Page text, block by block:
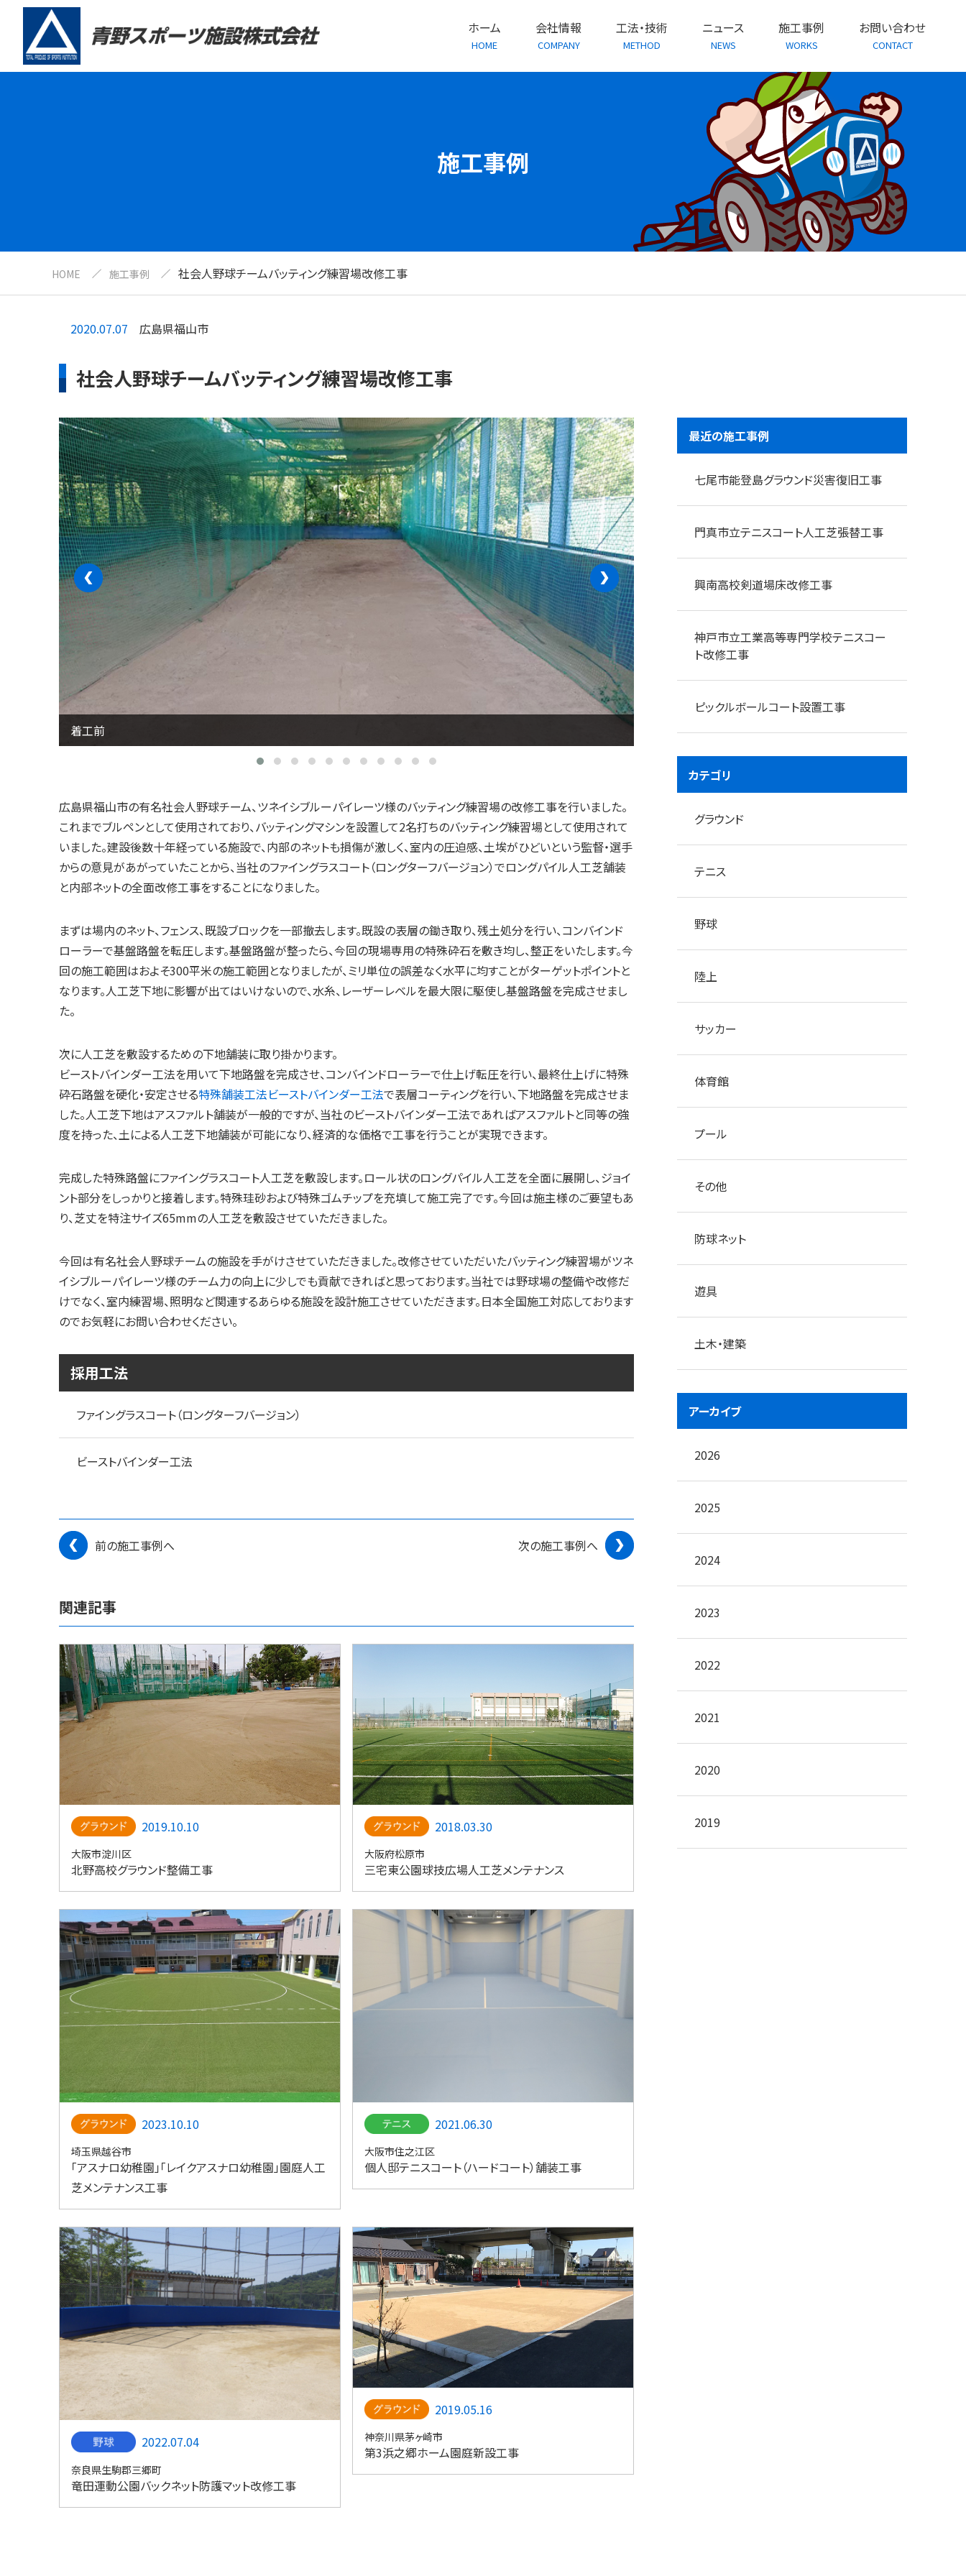
ホーム
HOME
会社情報
COMPANY
工法・技術
METHOD
ニュース
NEWS
施工事例
WORKS
お問い合わせ
CONTACT
施工事例
HOME 施工事例 社会人野球チームバッティング練習場改修工事
2020.07.07 広島県福山市
社会人野球チームバッティング練習場改修工事
着工前 表層土の鋤き取り状況
‹ ›
広島県福山市の有名社会人野球チーム、ツネイシブルーパイレーツ様のバッティング練習場の改修工事を行いました。
これまでブルペンとして使用されており、バッティングマシンを設置して2名打ちのバッティング練習場として使用されて
いました。建設後数十年経っている施設で、内部のネットも損傷が激しく、室内の圧迫感、土埃がひどいという監督・選手
からの意見があがっていたことから、当社のファイングラスコート（ロングターフバージョン）でロングパイル人工芝舗装
と内部ネットの全面改修工事をすることになりました。
まずは場内のネット、フェンス、既設ブロックを一部撤去します。既設の表層の鋤き取り、残土処分を行い、コンバインド
ローラーで基盤路盤を転圧します。基盤路盤が整ったら、今回の現場専用の特殊砕石を敷き均し、整正をいたします。今
回の施工範囲はおよそ300平米の施工範囲となりましたが、ミリ単位の誤差なく水平に均すことがターゲットポイントと
なります。人工芝下地に影響が出てはいけないので、水糸、レーザーレベルを最大限に駆使し基盤路盤を完成させまし
た。
次に人工芝を敷設するための下地舗装に取り掛かります。
ビーストバインダー工法を用いて下地路盤を完成させ、コンバインドローラーで仕上げ転圧を行い、最終仕上げに特殊
砕石路盤を硬化・安定させる特殊舗装工法ビーストバインダー工法で表層コーティングを行い、下地路盤を完成させま
した。人工芝下地はアスファルト舗装が一般的ですが、当社のビーストバインダー工法であればアスファルトと同等の強
度を持った、土による人工芝下地舗装が可能になり、経済的な価格で工事を行うことが実現できます。
完成した特殊路盤にファイングラスコート人工芝を敷設します。ロール状のロングパイル人工芝を全面に展開し、ジョイ
ント部分をしっかりと接着します。特殊珪砂および特殊ゴムチップを充填して施工完了です。今回は施主様のご要望もあ
り、芝丈を特注サイズ65mmの人工芝を敷設させていただきました。
今回は有名社会人野球チームの施設を手がけさせていただきました。改修させていただいたバッティング練習場がツネ
イシブルーパイレーツ様のチーム力の向上に少しでも貢献できればと思っております。当社では野球場の整備や改修だ
けでなく、室内練習場、照明など関連するあらゆる施設を設計施工させていただきます。日本全国施工対応しております
のでお気軽にお問い合わせください。
採用工法
ファイングラスコート（ロングターフバージョン）
ビーストバインダー工法
前の施工事例へ 次の施工事例へ
関連記事
2019.10.10
大阪市淀川区
北野高校グラウンド整備工事
2018.03.30
大阪府松原市
三宅東公園球技広場人工芝メンテナンス
2023.10.10
埼玉県越谷市
「アスナロ幼稚園」「レイクアスナロ幼稚園」園庭人工
芝メンテナンス工事
2021.06.30
大阪市住之江区
個人邸テニスコート（ハードコート）舗装工事
2022.07.04
奈良県生駒郡三郷町
竜田運動公園バックネット防護マット改修工事
2019.05.16
神奈川県茅ヶ崎市
第3浜之郷ホーム園庭新設工事
最近の施工事例
七尾市能登島グラウンド災害復旧工事
門真市立テニスコート人工芝張替工事
興南高校剣道場床改修工事
神戸市立工業高等専門学校テニスコー
ト改修工事
ピックルボールコート設置工事
カテゴリ
グラウンド
テニス
野球
陸上
サッカー
体育館
プール
その他
防球ネット
遊具
土木・建築
アーカイブ
2026
2025
2024
2023
2022
2021
2020
2019